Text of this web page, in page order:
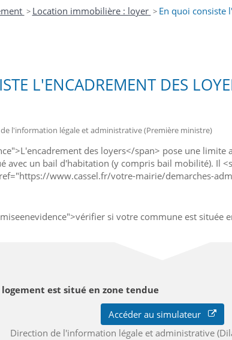
> Location immobilière : loyer > En quoi consiste
L'ENCADREMENT DES
l'information légale et administrative (Première ministre)
des loyers</span> pose une
avec un bail d'habitation (y compris bail mobilité). Il
www.cassel.fr/votre-mairie/demarches-
si votre commune est située
est situé en zone tendue
Accéder au simulateur
Direction de l'information légale et administrative